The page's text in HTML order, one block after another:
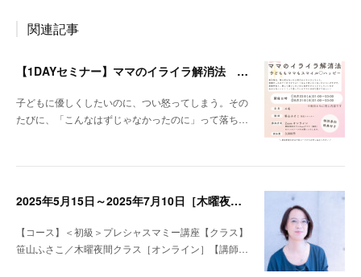
関連記事
【1DAYセミナー】ママのイライラ解消法 ～子どももママもスマイル♡ハッピー～
子どもに優しくしたいのに、つい怒ってしまう。その
たびに、「こんなはずじゃなかったのに」って落ち…
2025年5月15日～2025年7月10日［木曜夜間：オンライン］笹山ふさこ＜初級＞プレシャスマミー講座
【コース】＜初級＞プレシャスマミー講座【クラス】
笹山ふさこ／木曜夜間クラス［オンライン］【講師…